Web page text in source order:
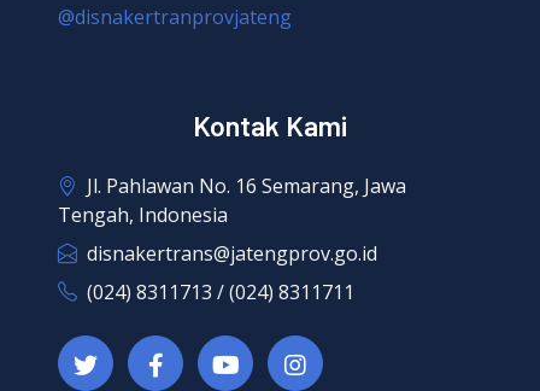
@disnakertranprovjateng
Kontak Kami
Jl. Pahlawan No. 16 Semarang, Jawa
Tengah, Indonesia
disnakertrans@jatengprov.go.id
(024) 8311713 / (024) 8311711